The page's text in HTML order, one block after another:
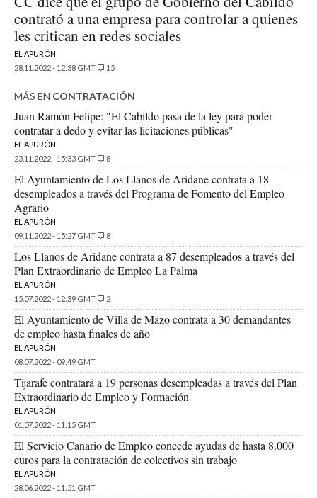
contrató a una empresa para controlar a quienes
les critican en redes sociales
EL APURÓN
28.11.2022 - 12:38 GMT
15
MÁS EN CONTRATACIÓN
Juan Ramón Felipe: "El Cabildo pasa de la ley para poder
contratar a dedo y evitar las licitaciones públicas"
EL APURÓN
23.11.2022 - 15:33 GMT
8
El Ayuntamiento de Los Llanos de Aridane contrata a 18
desempleados a través del Programa de Fomento del Empleo
Agrario
EL APURÓN
09.11.2022 - 15:27 GMT
8
Los Llanos de Aridane contrata a 87 desempleados a través del
Plan Extraordinario de Empleo La Palma
EL APURÓN
15.07.2022 - 12:39 GMT
2
El Ayuntamiento de Villa de Mazo contrata a 30 demandantes
de empleo hasta finales de año
EL APURÓN
08.07.2022 - 09:49 GMT
Tijarafe contratará a 19 personas desempleadas a través del Plan
Extraordinario de Empleo y Formación
EL APURÓN
01.07.2022 - 11:15 GMT
El Servicio Canario de Empleo concede ayudas de hasta 8.000
euros para la contratación de colectivos sin trabajo
EL APURÓN
28.06.2022 - 11:51 GMT